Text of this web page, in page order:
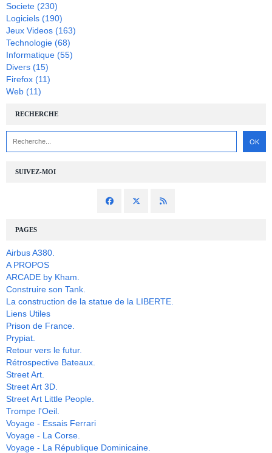
SUIVEZ-MOI
RECHERCHE
PAGES
Airbus A380.
A PROPOS
ARCADE by Kham.
Construire son Tank.
La construction de la statue de la LIBERTE.
Liens Utiles
Prison de France.
Prypiat.
Retour vers le futur.
Rétrospective Bateaux.
Street Art.
Street Art 3D.
Street Art Little People.
Trompe l'Oeil.
Voyage - Essais Ferrari
Voyage - La Corse.
Voyage - La République Dominicaine.
Societe (230)
Logiciels (190)
Jeux Videos (163)
Technologie (68)
Informatique (55)
Divers (15)
Firefox (11)
Web (11)